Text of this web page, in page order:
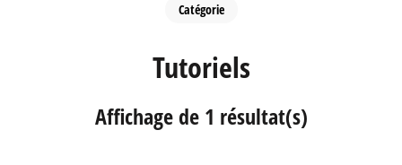
Catégorie
Tutoriels
Affichage de 1 résultat(s)